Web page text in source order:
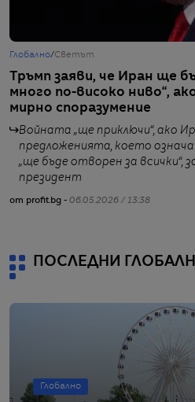
Глобално/Светът
Тръмп заяви, че Иран ще
много по-високо ниво“,
мирно споразумение
Войната „ще приключи“, ако
предложенията, което
„ще бъде отворен за всички“,
президент
от profit.bg - 06.05.2026 / 13:38
ПОСЛЕДНИ
Глобално